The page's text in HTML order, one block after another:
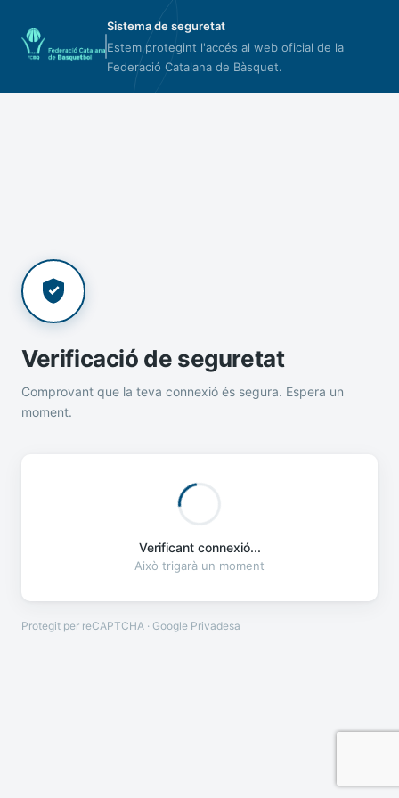
Sistema de seguretat
Estem protegint l'accés al web oficial de la
Federació Catalana de Bàsquet.
Verificació de seguretat
Comprovant que la teva connexió és segura. Espera un
moment.
Verificant connexió...
Això trigarà un moment
Protegit per reCAPTCHA · Google Privadesa